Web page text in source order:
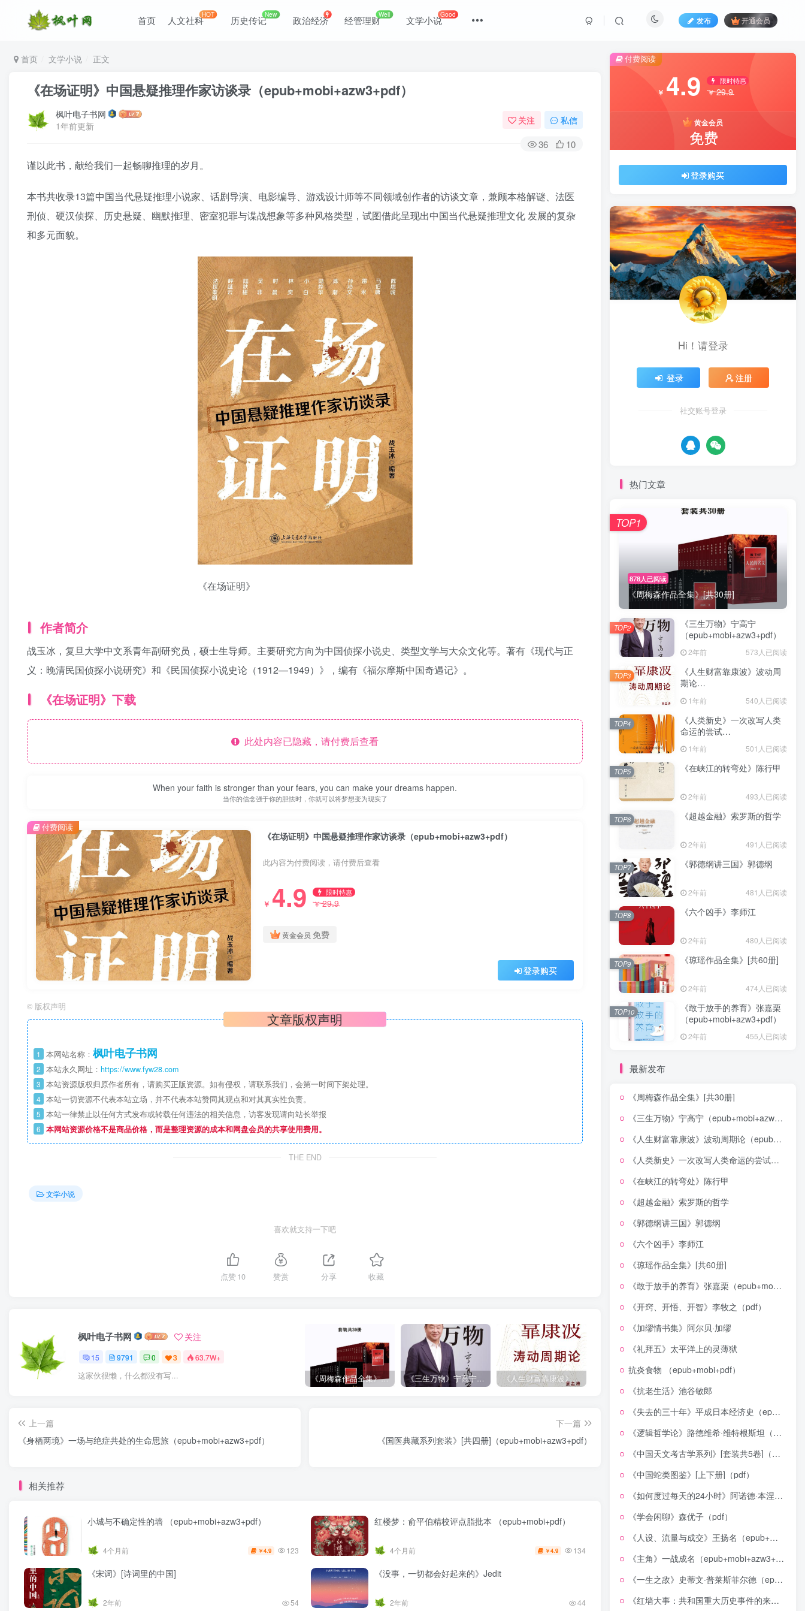
首页 人文社科HOT 历史传记New 政治经济 经管理财Well 文学小说Good
发布 开通会员
首页 文学小说 正文
《在场证明》中国悬疑推理作家访谈录（epub+mobi+azw3+pdf）
枫叶电子书网
1年前更新
关注 私信
36 10
谨以此书，献给我们一起畅聊推理的岁月。
本书共收录13篇中国当代悬疑推理小说家、话剧导演、电影编导、游戏设计师等不同领域创作者的访谈文章，兼顾本格解谜、法医
刑侦、硬汉侦探、历史悬疑、幽默推理、密室犯罪与谍战想象等多种风格类型，试图借此呈现出中国当代悬疑推理文化 发展的复杂
和多元面貌。
《在场证明》
作者简介
战玉冰，复旦大学中文系青年副研究员，硕士生导师。主要研究方向为中国侦探小说史、类型文学与大众文化等。著有《现代与正
义：晚清民国侦探小说研究》和《民国侦探小说史论（1912—1949）》，编有《福尔摩斯中国奇遇记》。
《在场证明》下载
此处内容已隐藏，请付费后查看
When your faith is stronger than your fears, you can make your dreams happen.
当你的信念强于你的胆怯时，你就可以将梦想变为现实了
《在场证明》中国悬疑推理作家访谈录（epub+mobi+azw3+pdf）
此内容为付费阅读，请付费后查看
￥ 4.9 限时特惠
￥29.9
黄金会员 免费
登录购买
付费阅读
© 版权声明
文章版权声明
1 本网站名称： 枫叶电子书网
2 本站永久网址： https://www.fyw28.com
3 本站资源版权归原作者所有，请购买正版资源。如有侵权，请联系我们，会第一时间下架处理。
4 本站一切资源不代表本站立场，并不代表本站赞同其观点和对其真实性负责。
5 本站一律禁止以任何方式发布或转载任何违法的相关信息，访客发现请向站长举报
6 本网站资源价格不是商品价格，而是整理资源的成本和网盘会员的共享使用费用。
THE END
文学小说
喜欢就支持一下吧
点赞10 赞赏 分享 收藏
枫叶电子书网 关注
15 9791 0 3 63.7W+
这家伙很懒，什么都没有写... 《周梅森作品全集》[共30册] 《三生万物》宁高宁（epub+mobi+azw3+pdf） 《人生财富靠康波》波动周期论（epub+mobi+azw3+pdf）
上一篇
《身栖两境》一场与绝症共处的生命思旅（epub+mobi+azw3+pdf）
下一篇
《国医典藏系列套装》[共四册]（epub+mobi+azw3+pdf）
相关推荐
小城与不确定性的墙 （epub+mobi+azw3+pdf）
4个月前 ￥4.9 123
红楼梦：俞平伯精校评点脂批本 （epub+mobi+pdf）
4个月前 ￥4.9 134
《宋词》[诗词里的中国]
2年前 54
《没事，一切都会好起来的》Jedit
2年前 44
付费阅读
￥ 4.9 限时特惠
￥29.9
黄金会员
免费
登录购买
Hi！请登录
登录 注册
社交账号登录
热门文章
878人已阅读
《周梅森作品全集》[共30册]
TOP1
《三生万物》宁高宁
（epub+mobi+azw3+pdf）
2年前 573人已阅读
TOP2
《人生财富靠康波》波动周
期论
1年前 540人已阅读
TOP3
《人类新史》一次改写人类
命运的尝试
1年前 501人已阅读
TOP4
《在峡江的转弯处》陈行甲
2年前 493人已阅读
TOP5
《超越金融》索罗斯的哲学
2年前 491人已阅读
TOP6
《郭德纲讲三国》郭德纲
2年前 481人已阅读
TOP7
《六个凶手》李师江
2年前 480人已阅读
TOP8
《琼瑶作品全集》[共60册]
2年前 474人已阅读
TOP9
《敢于放手的养育》张嘉栗
（epub+mobi+azw3+pdf）
2年前 455人已阅读
TOP10
最新发布
《周梅森作品全集》[共30册]
《三生万物》宁高宁（epub+mobi+azw3+pdf）
《人生财富靠康波》波动周期论（epub+mobi+azw3+pdf）
《人类新史》一次改写人类命运的尝试（epub+mobi+azw3+pdf）
《在峡江的转弯处》陈行甲
《超越金融》索罗斯的哲学
《郭德纲讲三国》郭德纲
《六个凶手》李师江
《琼瑶作品全集》[共60册]
《敢于放手的养育》张嘉栗（epub+mobi+azw3+pdf）
《开窍、开悟、开智》李牧之（pdf）
《加缪情书集》阿尔贝·加缪
《礼拜五》太平洋上的灵薄狱
抗炎食物 （epub+mobi+pdf）
《抗老生活》池谷敏郎
《失去的三十年》平成日本经济史（epub+mobi+azw3+pdf）
《逻辑哲学论》路德维希·维特根斯坦（epub+mobi+azw3+pdf）
《中国天文考古学系列》[套装共5卷]（epub+mobi+azw3+pdf）
《中国蛇类图鉴》[上下册]（pdf）
《如何度过每天的24小时》阿诺德·本涅特（epub+mobi+azw3+pdf）
《学会闲聊》森优子（pdf）
《人设、流量与成交》王扬名（epub+mobi+azw3+pdf）
《主角》一战成名（epub+mobi+azw3+pdf）
《一生之敌》史蒂文·普莱斯菲尔德（epub+mobi+azw3+pdf）
《红墙大事：共和国重大历史事件的来龙去脉》（全二册）（pdf）
登录
用户名/手机号/邮箱
登录密码
记住登录
登录
社交账号登录